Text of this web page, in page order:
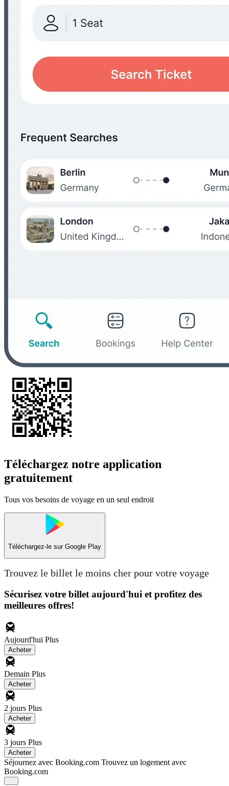
Téléchargez notre application
gratuitement
Tous vos besoins de voyage en un seul endroit
Téléchargez-le sur Google Play
Trouvez le billet le moins cher pour votre voyage
Sécurisez votre billet aujourd'hui et profitez des
meilleures offres!
Aujourd'hui Plus
Acheter
Demain Plus
Acheter
2 jours Plus
Acheter
3 jours Plus
Acheter
Séjournez avec Booking.com Trouvez un logement avec
Booking.com